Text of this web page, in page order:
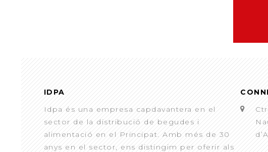
IDPA
Idpa és una empresa capdavantera en el
sector de la distribució de begudes i
alimentació en el Principat. Amb més de 30
anys en el sector, ens distingim per oferir als